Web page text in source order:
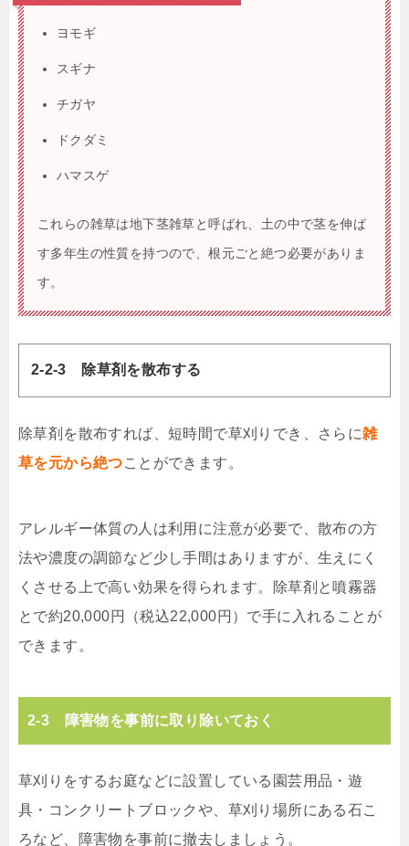
ヨモギ
スギナ
チガヤ
ドクダミ
ハマスゲ
これらの雑草は地下茎雑草と呼ばれ、土の中で茎を伸ば
す多年生の性質を持つので、根元ごと絶つ必要がありま
す。
2-2-3 除草剤を散布する
除草剤を散布すれば、短時間で草刈りでき、さらに雑
草を元から絶つことができます。
アレルギー体質の人は利用に注意が必要で、散布の方
法や濃度の調節など少し手間はありますが、生えにく
くさせる上で高い効果を得られます。除草剤と噴霧器
とで約20,000円（税込22,000円）で手に入れることが
できます。
2-3 障害物を事前に取り除いておく
草刈りをするお庭などに設置している園芸用品・遊
具・コンクリートブロックや、草刈り場所にある石こ
ろなど、障害物を事前に撤去しましょう。